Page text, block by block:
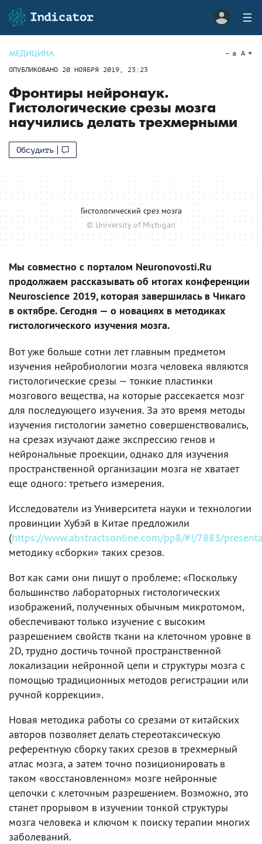
МЕДИЦИНА
ОПУБЛИКОВАНО 20 НОЯБРЯ 2019, 23:23
a A
Фронтиры нейронаук.
Гистологические срезы мозга
научились делать трехмерными
Обсудить
Гистологический срез мозга
© University of Michigan
Мы совместно с порталом Neuronovosti.Ru
продолжаем рассказывать об итогах конференции
Neuroscience 2019, которая завершилась в Чикаго
в октябре. Сегодня — о новациях в методиках
гистологического изучения мозга.
Вот уже больше сотни лет главным предметом
изучения нейробиологии мозга человека являются
гистологические срезы — тонкие пластинки
мозгового вещества, на которые рассекается мозг
для последующего изучения. За это время методы
изучения гистологии заметно совершенствовались,
на срезах изучают даже экспрессию генов и
нейрональные проекции, однако для изучения
пространственной организации мозга не хватает
еще одного: третьего измерения.
Исследователи из Университета науки и технологии
провинции Хубэй в Китае предложили
(https://www.abstractsonline.com/pp8/#!/7883/
методику «сборки» таких срезов.
Вот как сами они пишут о проблеме: «Поскольку
большинство лабораторных гистологических
изображений, полученных обычным микротомом,
обеспечивают только изучение с высоким
разрешением свойств ткани на клеточном уровне в
2D, трудно достичь точной пространственной
локализации нейронной цепи и структуры мозга с
помощью традиционных методов регистрации или
ручной коррекции».
Новая методика работы со срезами от китайских
авторов позволяет делать стереотаксическую
референтную сборку таких срезов в трехмерный
атлас мозга, а затем точно позиционировать в
таком «восстановленном» мозге нейронные
цепочки с клеточным разрешением. Возможно, это
станет прорывом в изучении тонкой структуры
мозга человека и ключом к поиску терапии многих
заболеваний.